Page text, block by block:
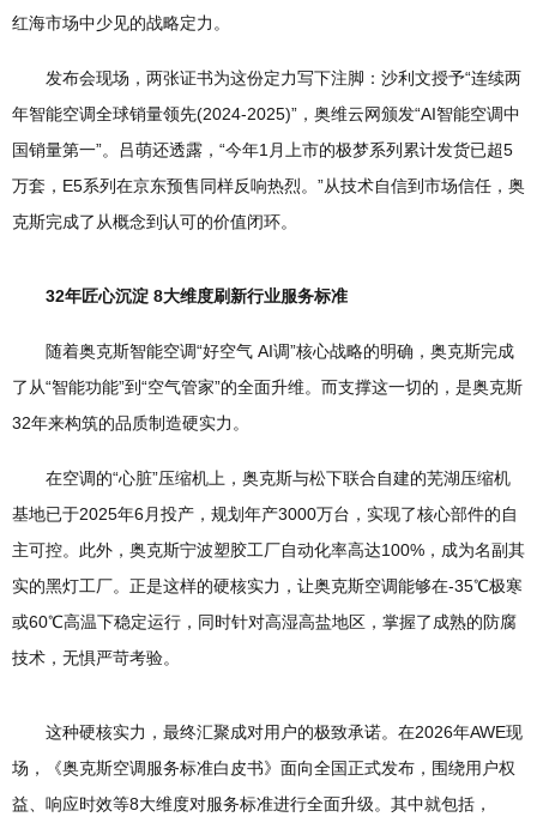
红海市场中少见的战略定力。
发布会现场，两张证书为这份定力写下注脚：沙利文授予“连续两
年智能空调全球销量领先(2024-2025)”，奥维云网颁发“AI智能空调中
国销量第一”。吕萌还透露，“今年1月上市的极梦系列累计发货已超5
万套，E5系列在京东预售同样反响热烈。”从技术自信到市场信任，奥
克斯完成了从概念到认可的价值闭环。
32年匠心沉淀 8大维度刷新行业服务标准
随着奥克斯智能空调“好空气 AI调”核心战略的明确，奥克斯完成
了从“智能功能”到“空气管家”的全面升维。而支撑这一切的，是奥克斯
32年来构筑的品质制造硬实力。
在空调的“心脏”压缩机上，奥克斯与松下联合自建的芜湖压缩机
基地已于2025年6月投产，规划年产3000万台，实现了核心部件的自
主可控。此外，奥克斯宁波塑胶工厂自动化率高达100%，成为名副其
实的黑灯工厂。正是这样的硬核实力，让奥克斯空调能够在-35℃极寒
或60℃高温下稳定运行，同时针对高湿高盐地区，掌握了成熟的防腐
技术，无惧严苛考验。
这种硬核实力，最终汇聚成对用户的极致承诺。在2026年AWE现
场，《奥克斯空调服务标准白皮书》面向全国正式发布，围绕用户权
益、响应时效等8大维度对服务标准进行全面升级。其中就包括，